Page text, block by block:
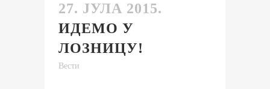
27. ЈУЛА 2015.
ИДЕМО У
ЛОЗНИЦУ!
Вести